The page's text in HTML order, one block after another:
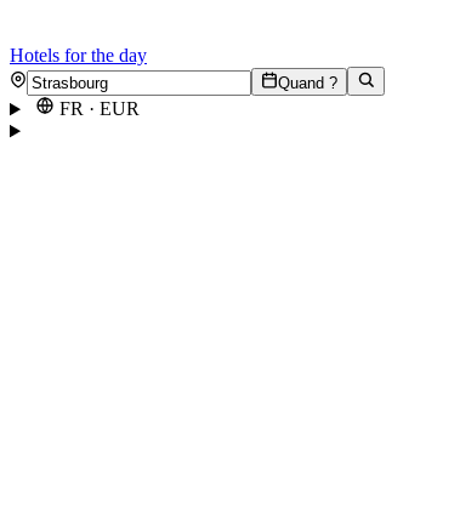
Hotels for the day
Quand ?
FR · EUR